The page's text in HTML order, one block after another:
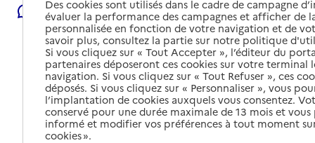
Signaler une erreur
Des cookies sont utilisés dans le cadre de campagne
évaluer la performance des campagnes et afficher de
personnalisée en fonction de votre navigation et de
savoir plus, consultez la partie sur notre politique
Si vous cliquez sur « Tout Accepter », l’éditeur du
partenaires déposeront ces cookies sur votre terminal
navigation. Si vous cliquez sur « Tout Refuser », ces
déposés. Si vous cliquez sur « Personnaliser », vous
l’implantation de cookies auxquels vous consentez.
conservé pour une durée maximale de 13 mois et
informé et modifier vos préférences à tout moment
cookies ».